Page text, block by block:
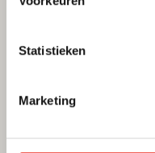
Statistieken
Marketing